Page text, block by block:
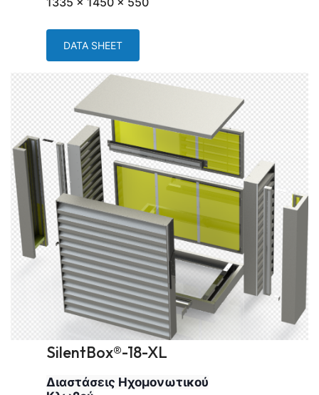
DATA SHEET
SilentBox®-18-XL
Διαστάσεις Ηχομονωτικού